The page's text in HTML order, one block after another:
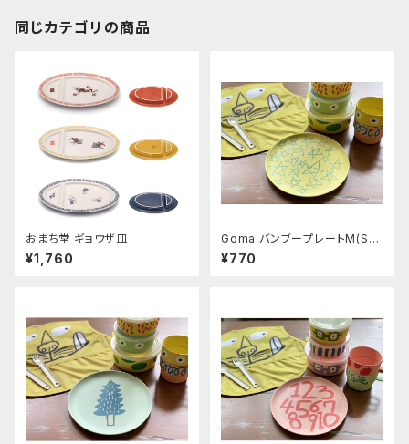
同じカテゴリの商品
おまち堂 ギョウザ皿
¥1,760
Goma バンブープレートM(Sta
r)
¥770